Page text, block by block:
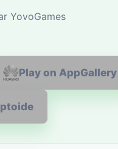
YovoGames
Play on AppGallery